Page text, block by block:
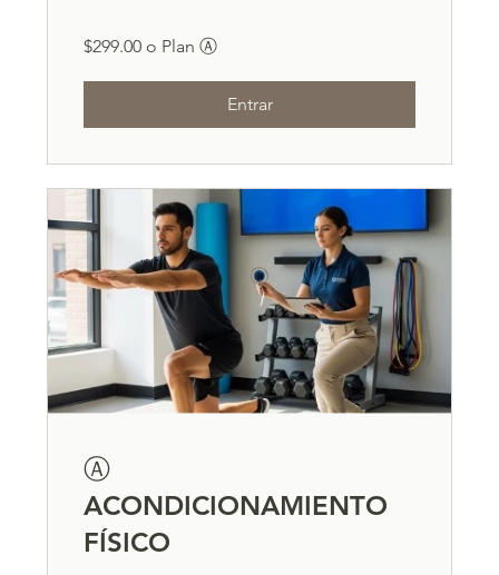
$299.00 o Plan Ⓐ
Entrar
Ⓐ
ACONDICIONAMIENTO
FÍSICO